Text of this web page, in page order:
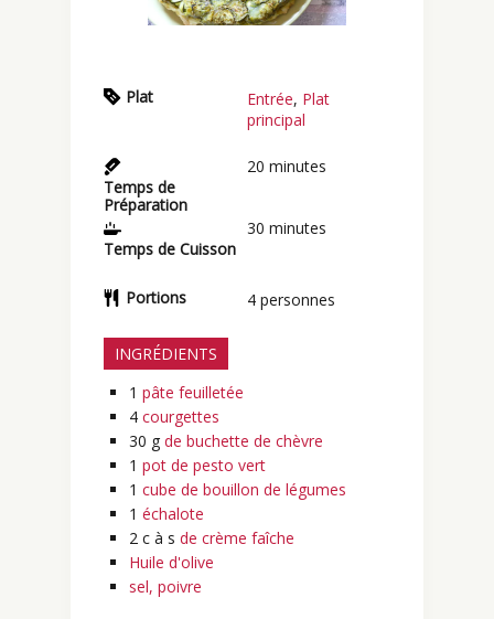
Plat Entrée, Plat
principal
Temps de
Préparation
20 minutes
Temps de Cuisson
30 minutes
Portions 4 personnes
INGRÉDIENTS
1 pâte feuilletée
4 courgettes
30 g de buchette de chèvre
1 pot de pesto vert
1 cube de bouillon de légumes
1 échalote
2 c à s de crème faîche
Huile d'olive
sel, poivre